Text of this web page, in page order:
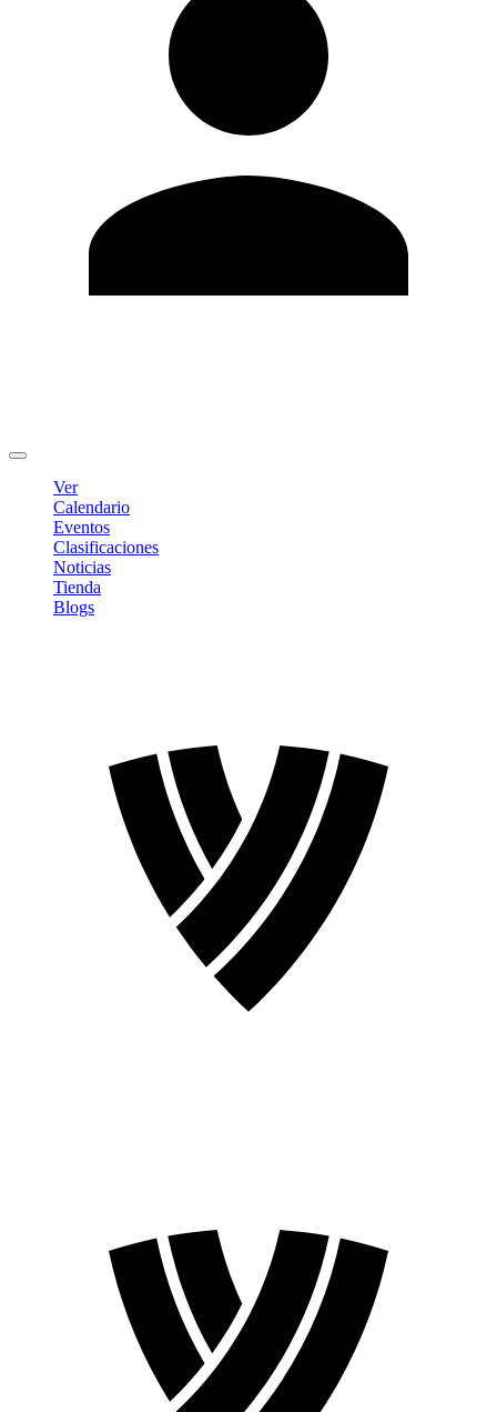
Ver
Calendario
Eventos
Clasificaciones
Noticias
Tienda
Blogs